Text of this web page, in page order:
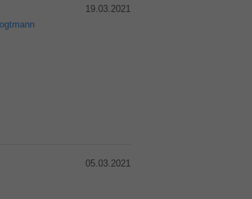
19.03.2021
05.03.2021